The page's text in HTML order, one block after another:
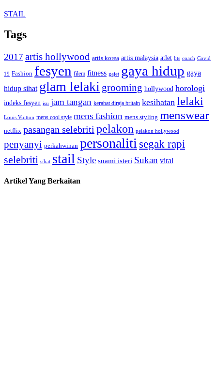
STAIL
Tags
2017 artis hollywood artis korea artis malaysia atlet bts coach Covid
19 Fashion fesyen filem fitness gajet gaya hidup gaya
hidup sihat glam lelaki grooming hollywood horologi
indeks fesyen isu jam tangan kerabat diraja britain kesihatan lelaki
Louis Vuitton mens cool style mens fashion mens styling menswear
netflix pasangan selebriti pelakon pelakon hollywood
penyanyi perkahwinan personaliti segak rapi
selebriti sihat stail Style suami isteri Sukan viral
Artikel Yang Berkaitan